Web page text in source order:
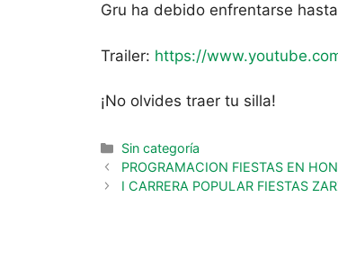
Gru ha debido enfrentarse
Trailer: https://
¡No olvides traer tu silla!
Sin categoría
PROGRAMACION FIESTAS EN
I CARRERA POPULAR FIESTAS